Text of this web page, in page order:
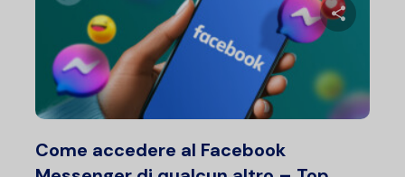
Come accedere al Facebook